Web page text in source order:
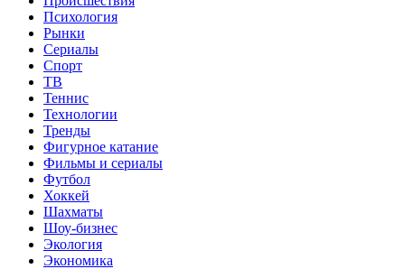
Психология
Рынки
Сериалы
Спорт
ТВ
Теннис
Технологии
Тренды
Фигурное катание
Фильмы и сериалы
Футбол
Хоккей
Шахматы
Шоу-бизнес
Экология
Экономика